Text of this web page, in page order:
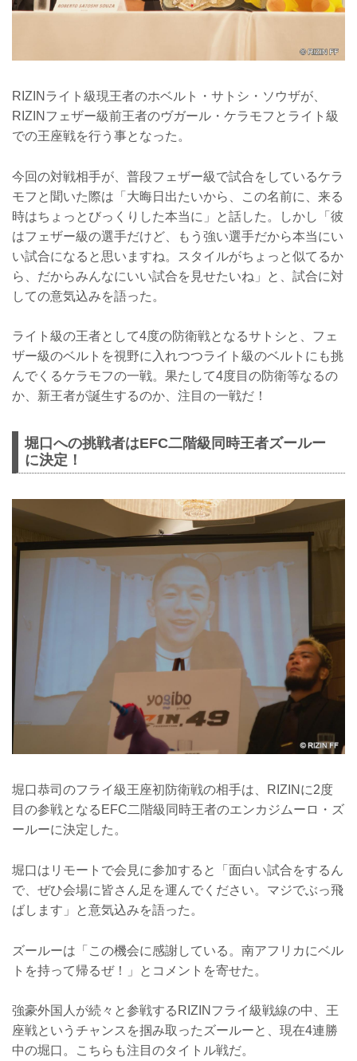
RIZINライト級現王者のホベルト・サトシ・ソウザが、
RIZINフェザー級前王者のヴガール・ケラモフとライト級
での王座戦を行う事となった。
今回の対戦相手が、普段フェザー級で試合をしているケラ
モフと聞いた際は「大晦日出たいから、この名前に、来る
時はちょっとびっくりした本当に」と話した。しかし「彼
はフェザー級の選手だけど、もう強い選手だから本当にい
い試合になると思いますね。スタイルがちょっと似てるか
ら、だからみんなにいい試合を見せたいね」と、試合に対
しての意気込みを語った。
ライト級の王者として4度の防衛戦となるサトシと、フェ
ザー級のベルトを視野に入れつつライト級のベルトにも挑
んでくるケラモフの一戦。果たして4度目の防衛等なるの
か、新王者が誕生するのか、注目の一戦だ！
堀口への挑戦者はEFC二階級同時王者ズールー
に決定！
堀口恭司のフライ級王座初防衛戦の相手は、RIZINに2度
目の参戦となるEFC二階級同時王者のエンカジムーロ・ズ
ールーに決定した。
堀口はリモートで会見に参加すると「面白い試合をするん
で、ぜひ会場に皆さん足を運んでください。マジでぶっ飛
ばします」と意気込みを語った。
ズールーは「この機会に感謝している。南アフリカにベル
トを持って帰るぜ！」とコメントを寄せた。
強豪外国人が続々と参戦するRIZINフライ級戦線の中、王
座戦というチャンスを掴み取ったズールーと、現在4連勝
中の堀口。こちらも注目のタイトル戦だ。